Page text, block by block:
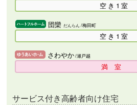
空き1室
団欒 だんらん /梅田町
空き1室
さわやか /瀬戸越
満室
サービス付き高齢者向け住宅